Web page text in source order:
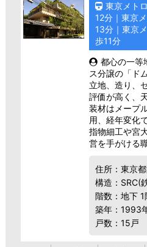
東京メト
12分｜東京
13分｜東京
歩11分
都心の一等
ス分譲の「ド
立地、造り、
評価が高く、
装材はメープ
用、経年変化
指物細工や宮
営を手がける
住所：東京
構造：SRC(
階数：地下
築年：1993
戸数：15戸